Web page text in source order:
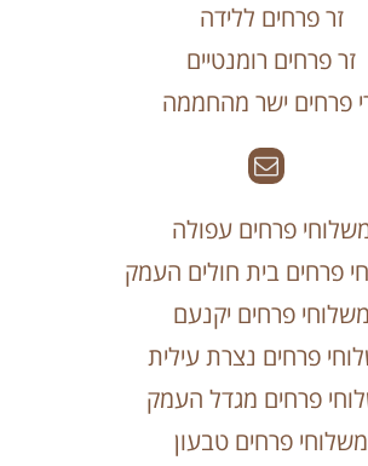
זר פרחים ללידה
זר פרחים רומנטיים
פרחים ישר מהחממה
פרחים עפולה
פרחים בית חולים העמק
משלוחי פרחים יקנעם
פרחים נצרת עילית
פרחים מגדל העמק
משלוחי פרחים טבעון